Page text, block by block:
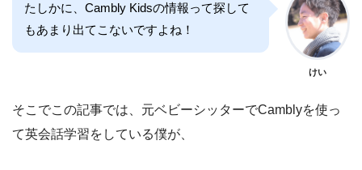
たしかに、Cambly Kidsの情報って探して
もあまり出てこないですよね！
けい
そこでこの記事では、元ベビーシッターでCamblyを使っ
て英会話学習をしている僕が、